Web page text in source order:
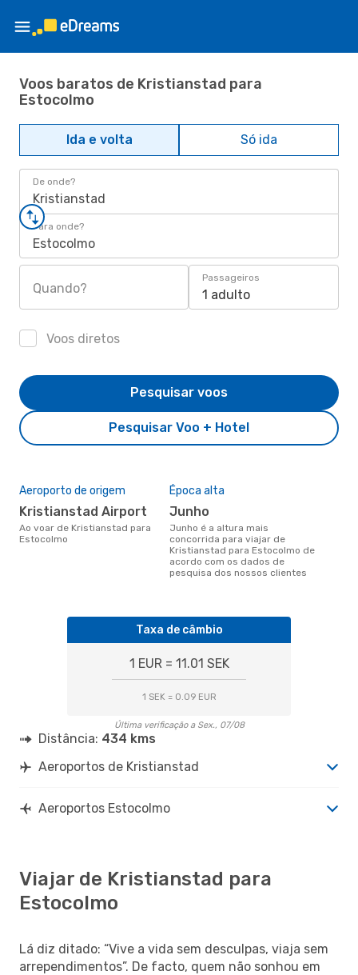
Voos baratos de Kristianstad para
Estocolmo
Ida e volta Só ida
De onde?
Kristianstad
Para onde?
Estocolmo
Quando?
Passageiros
1 adulto
Voos diretos
Pesquisar Voo + Hotel
Pesquisar voos
Aeroporto de origem
Kristianstad Airport
Ao voar de Kristianstad para
Estocolmo
Época alta
junho
junho é a altura mais
concorrida para viajar de
Kristianstad para Estocolmo de
acordo com os dados de
pesquisa dos nossos clientes
Taxa de câmbio
1 EUR = 11.01 SEK
1 SEK = 0.09 EUR
Última verificação a Sex., 07/08
Distância: 434 kms
Aeroportos de Kristianstad
Aeroportos Estocolmo
Viajar de Kristianstad para
Estocolmo
Lá diz ditado: “Vive a vida sem desculpas, viaja sem
arrependimentos”. De facto, quem não sonhou em